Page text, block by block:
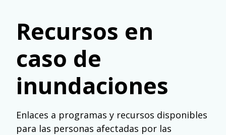
Recursos en
caso de
inundaciones
Enlaces a programas y recursos disponibles
para las personas afectadas por las